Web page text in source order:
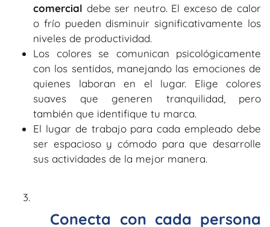
comercial debe ser neutro. El exceso de calor
o frío pueden disminuir significativamente los
niveles de productividad.
Los colores se comunican psicológicamente
con los sentidos, manejando las emociones de
quienes laboran en el lugar. Elige colores
suaves que generen tranquilidad, pero
también que identifique tu marca.
El lugar de trabajo para cada empleado debe
ser espacioso y cómodo para que desarrolle
sus actividades de la mejor manera.
Conecta con cada persona